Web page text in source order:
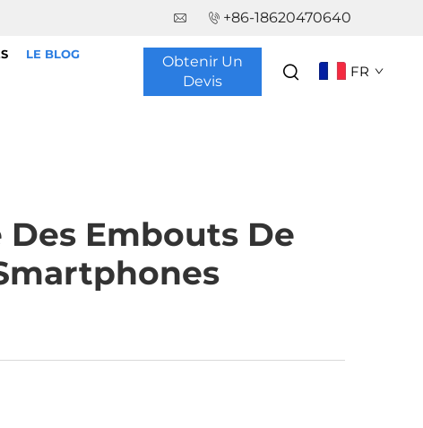
+86-18620470640
LE BLOG
Obtenir Un
Devis
FR
Des Embouts De